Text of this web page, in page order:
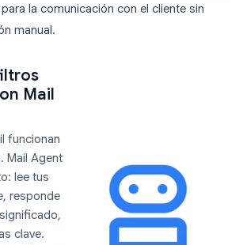
la comunicación con el cliente sin
manual.
Mail
funcionan
Mail Agent
lee tus
responde
clave.